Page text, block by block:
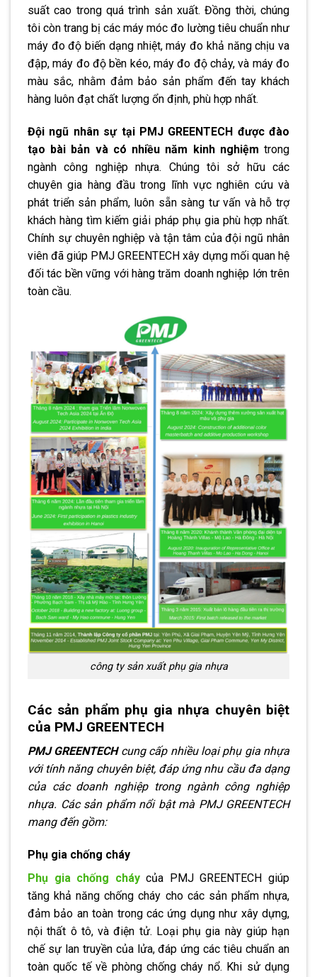
suất cao trong quá trình sản xuất. Đồng thời, chúng
tôi còn trang bị các máy móc đo lường tiêu chuẩn như
máy đo độ biến dạng nhiệt, máy đo khả năng chịu va
đập, máy đo độ bền kéo, máy đo độ chảy, và máy đo
màu sắc, nhằm đảm bảo sản phẩm đến tay khách
hàng luôn đạt chất lượng ổn định, phù hợp nhất.
Đội ngũ nhân sự tại PMJ GREENTECH được đào
tạo bài bản và có nhiều năm kinh nghiệm trong
ngành công nghiệp nhựa. Chúng tôi sở hữu các
chuyên gia hàng đầu trong lĩnh vực nghiên cứu và
phát triển sản phẩm, luôn sẵn sàng tư vấn và hỗ trợ
khách hàng tìm kiếm giải pháp phụ gia phù hợp nhất.
Chính sự chuyên nghiệp và tận tâm của đội ngũ nhân
viên đã giúp PMJ GREENTECH xây dựng mối quan hệ
đối tác bền vững với hàng trăm doanh nghiệp lớn trên
toàn cầu.
công ty sản xuất phụ gia nhựa
Các sản phẩm phụ gia nhựa chuyên biệt
của PMJ GREENTECH
PMJ GREENTECHcung cấp nhiều loại phụ gia nhựa
với tính năng chuyên biệt, đáp ứng nhu cầu đa dạng
của các doanh nghiệp trong ngành công nghiệp
nhựa. Các sản phẩm nổi bật mà PMJ GREENTECH
mang đến gồm:
Phụ gia chống cháy
Phụ gia chống cháycủa PMJ GREENTECH giúp
tăng khả năng chống cháy cho các sản phẩm nhựa,
đảm bảo an toàn trong các ứng dụng như xây dựng,
nội thất ô tô, và điện tử. Loại phụ gia này giúp hạn
chế sự lan truyền của lửa, đáp ứng các tiêu chuẩn an
toàn quốc tế về phòng chống cháy nổ. Khi sử dụng